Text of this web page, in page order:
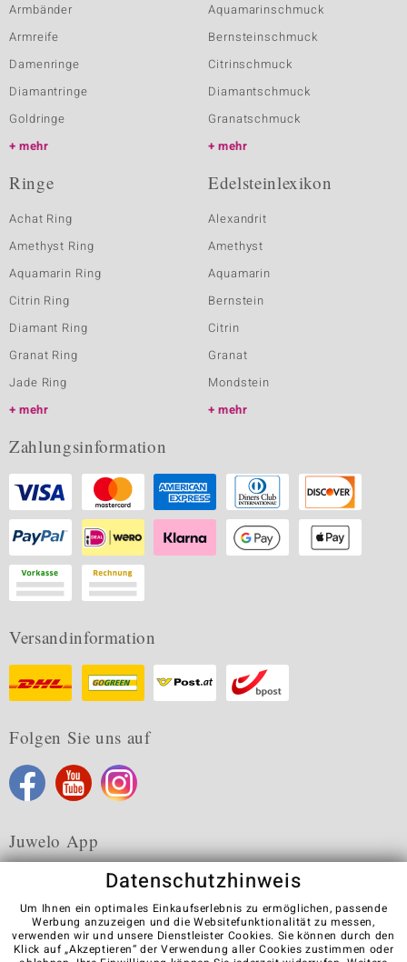
Armbänder
Armreife
Damenringe
Diamantringe
Goldringe
mehr
Aquamarinschmuck
Bernsteinschmuck
Citrinschmuck
Diamantschmuck
Granatschmuck
mehr
Ringe
Achat Ring
Amethyst Ring
Aquamarin Ring
Citrin Ring
Diamant Ring
Granat Ring
Jade Ring
mehr
Edelsteinlexikon
Alexandrit
Amethyst
Aquamarin
Bernstein
Citrin
Granat
Mondstein
mehr
Zahlungsinformation
Versandinformation
Folgen Sie uns auf
Juwelo App
Karriere AGB Datenschutz Cookies
Impressum
Kontakt
Vertrag widerrufen
Datenschutzhinweis
Um Ihnen ein optimales Einkaufserlebnis zu ermöglichen, passende
Werbung anzuzeigen und die Websitefunktionalität zu messen,
verwenden wir und unsere Dienstleister Cookies. Sie können durch den
Klick auf „Akzeptieren“ der Verwendung aller Cookies zustimmen oder